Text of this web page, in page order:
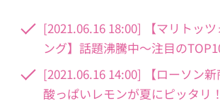
[2021.06.16 18:00] 【マリトッ
ング】話題沸騰中〜注目の
[2021.06.16 14:00] 【ローソン
酸っぱいレモンが夏にピッタリ